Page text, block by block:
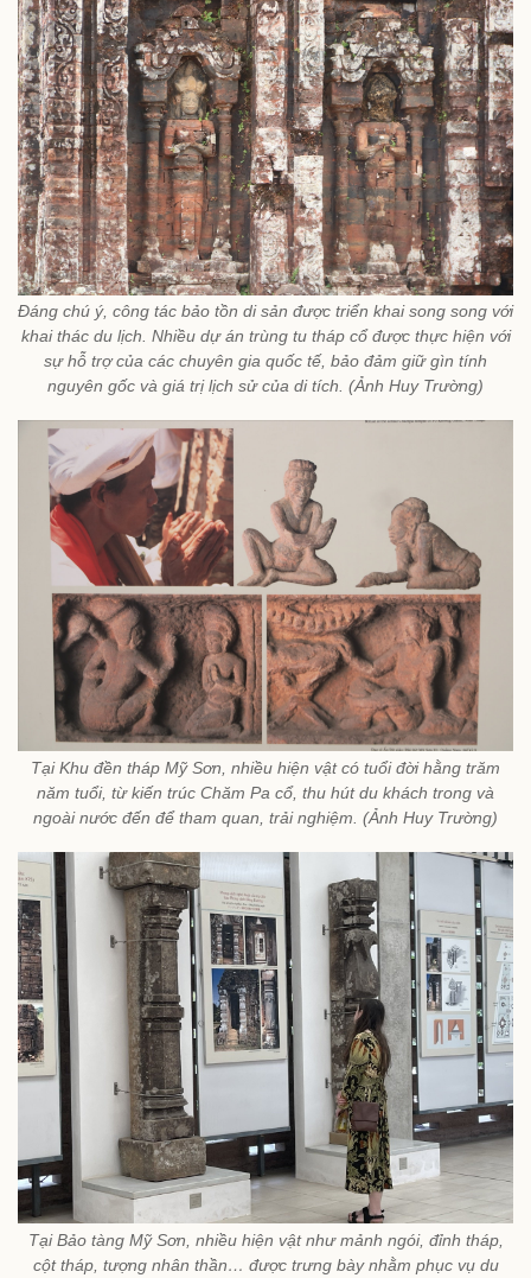
Đáng chú ý, công tác bảo tồn di sản được triển khai song song với
khai thác du lịch. Nhiều dự án trùng tu tháp cổ được thực hiện với
sự hỗ trợ của các chuyên gia quốc tế, bảo đảm giữ gìn tính
nguyên gốc và giá trị lịch sử của di tích. (Ảnh Huy Trường)
Tại Khu đền tháp Mỹ Sơn, nhiều hiện vật có tuổi đời hằng trăm
năm tuổi, từ kiến trúc Chăm Pa cổ, thu hút du khách trong và
ngoài nước đến để tham quan, trải nghiệm. (Ảnh Huy Trường)
Tại Bảo tàng Mỹ Sơn, nhiều hiện vật như mảnh ngói, đỉnh tháp,
cột tháp, tượng nhân thần… được trưng bày nhằm phục vụ du